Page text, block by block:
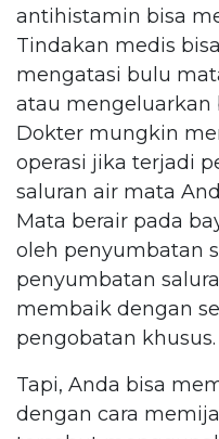
antihistamin bisa
Tindakan medis
mengatasi bulu
atau mengeluarkan
Dokter mungkin
operasi jika terjadi
saluran air mata
Mata berair pada
oleh penyumbatan
penyumbatan
membaik dengan
pengobatan khusus.
Tapi, Anda bisa
dengan cara